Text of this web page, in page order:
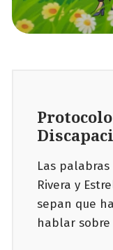
Las
Rivera y
sepan que
hablar sobre